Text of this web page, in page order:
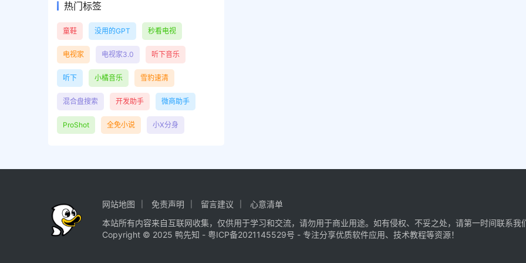
热门标签
童鞋 没用的GPT 秒看电视
电视家 电视家3.0 听下音乐
听下 小橘音乐 雪豹速清
混合盘搜索 开发助手 微商助手
ProShot 全免小说 小X分身
网站地图 免责声明 留言建议
心意清单
本站所有内容来自互联网收集，仅供用于学习和交流，请勿用于商业用途。如有侵权、不妥之处，请第一时间联系我
Copyright © 2025 鸭先知 -粤ICP备2021145529号 - 专注分享优质软件应用、技术教程等资源！